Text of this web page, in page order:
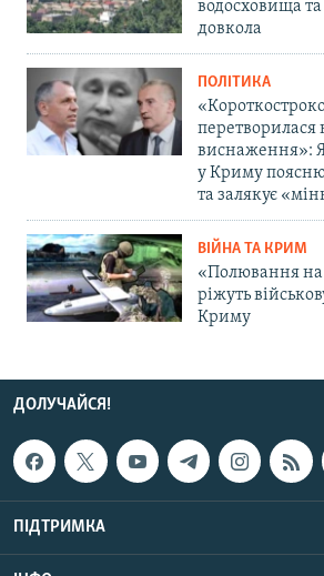
водосховища та
довкола
ПОЛІТИКА
перетворилася
виснаження»:
у Криму
та залякує
ВІЙНА ТА КРИМ
«Полювання
ріжуть
Криму
ДОЛУЧАЙСЯ!
ПІДТРИМКА